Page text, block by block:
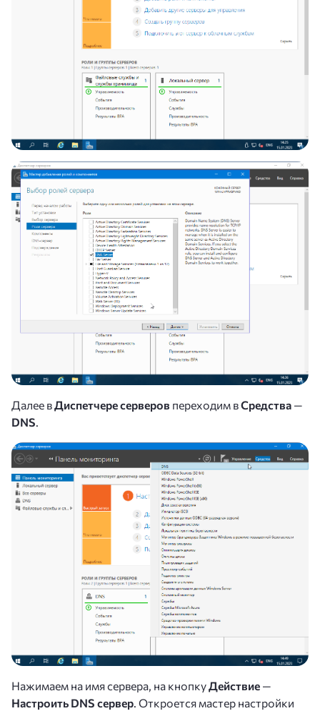
Далее вДиспетчере серверов переходим вСредства —
DNS.
Нажимаем на имя сервера, на кнопкуДействие —
Настроить DNS сервер. Откроется мастер настройки